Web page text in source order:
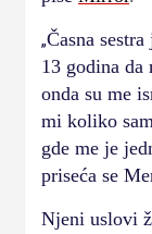
„Časna
13 godina da
onda su me
mi koliko
gde me je
priseća se
Njeni uslovi